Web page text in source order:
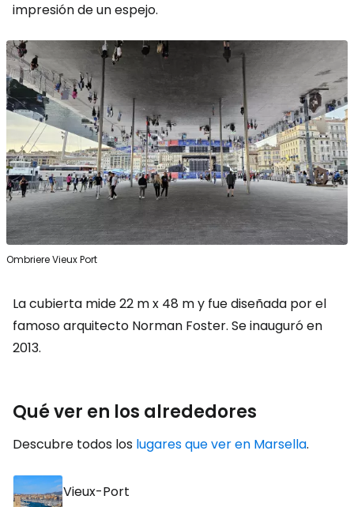
impresión de un espejo.
Ombriere Vieux Port
La cubierta mide 22 m x 48 m y fue diseñada por el
famoso arquitecto Norman Foster. Se inauguró en
2013.
Qué ver en los alrededores
Descubre todos los lugares que ver en Marsella.
Vieux-Port